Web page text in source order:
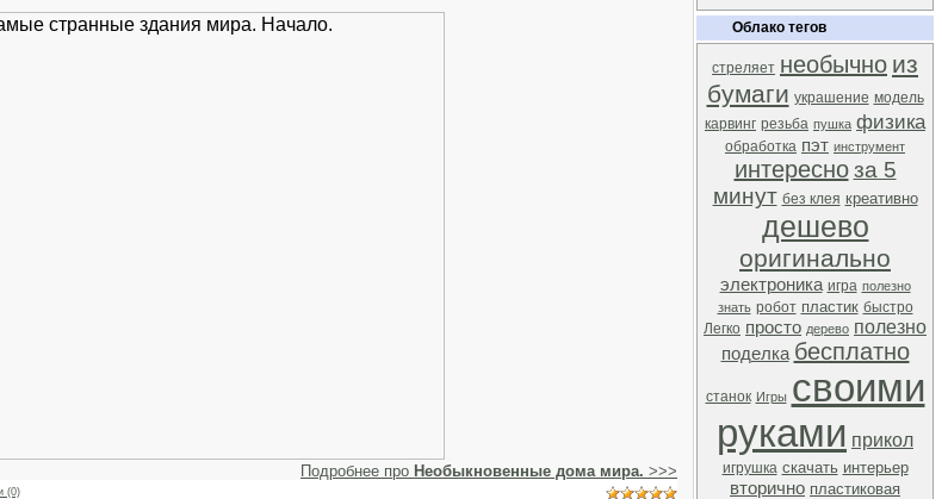
Подробнее про Необыкновенные дома мира. >>>
(0)
Облако тегов
стреляет необычно из
бумаги украшение модель
карвинг резьба пушка физика
обработка пэт инструмент
интересно за 5
минут без клея креативно
дешево
оригинально
электроника игра полезно
знать робот пластик быстро
Легко просто дерево полезно
поделка бесплатно
станок Игры своими
руками прикол
игрушка скачать интерьер
вторично пластиковая